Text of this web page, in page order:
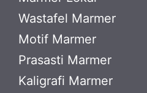
Wastafel Marmer
Motif Marmer
Prasasti Marmer
Kaligrafi Marmer